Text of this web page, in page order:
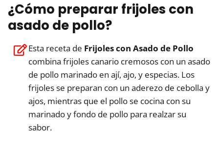
¿Cómo preparar frijoles con
asado de pollo?
Esta receta de Frijoles con Asado de Pollo
combina frijoles canario cremosos con un asado
de pollo marinado en ají, ajo, y especias. Los
frijoles se preparan con un aderezo de cebolla y
ajos, mientras que el pollo se cocina con su
marinado y fondo de pollo para realzar su
sabor.